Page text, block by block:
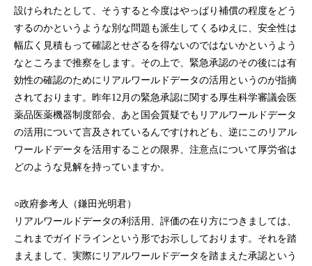
設けられたとして、そうすると今度はやっぱり補償の程度をどう
するのかというような別な問題も派生してくるゆえに、安全性は
幅広く見積もって確認とせざるを得ないのではないかというよう
なところまで推察をします。その上で、緊急承認のその後には有
効性の確認のためにリアルワールドデータの活用というのが指摘
されております。昨年12月の緊急承認に関する厚生科学審議会医
薬品医薬機器制度部会、あと国会質疑でもリアルワールドデータ
の活用について言及されているんですけれども、逆にこのリアル
ワールドデータを活用することの限界、注意点について厚労省は
どのような見解を持っていますか。
○政府参考人（鎌田光明君）
リアルワールドデータの利活用、評価の在り方につきましては、
これまでガイドラインという形でお示ししております。それを踏
まえまして、実際にリアルワールドデータを踏まえた承認という